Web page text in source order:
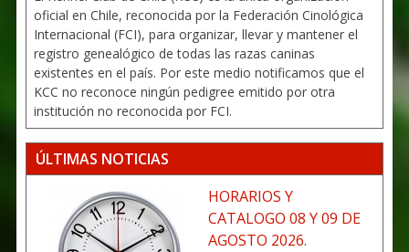
oficial en Chile, reconocida por la Federación Cinológica
Internacional (FCI), para organizar, llevar y mantener el
registro genealógico de todas las razas caninas
existentes en el país. Por este medio notificamos que el
KCC no reconoce ningún pedigree emitido por otra
institución no reconocida por FCI.
ÚLTIMAS NOTICIAS
HORARIOS Y
CATALOGO 08 Y 09 DE
AGOSTO 2026.